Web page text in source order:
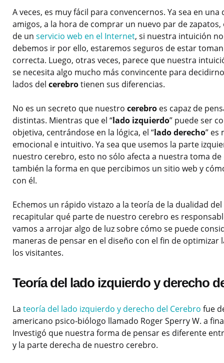
A veces, es muy fácil para convencernos. Ya sea en
amigos, a la hora de comprar un nuevo par de
de un servicio web en el Internet, si nuestra intuición
debemos ir por ello, estaremos seguros de estar
correcta. Luego, otras veces, parece que nuestra
se necesita algo mucho más convincente para
lados del cerebrotienen sus diferencias.
No es un secreto que nuestro cerebro es capaz de
distintas. Mientras que el “lado izquierdo” puede ser
objetiva, centrándose en la lógica, el “lado derecho” es
emocional e intuitivo. Ya sea que usemos la parte
nuestro cerebro, esto no sólo afecta a nuestra toma de
también la forma en que percibimos un sitio web y
con él.
Echemos un rápido vistazo a la teoría de la dualidad
recapitular qué parte de nuestro cerebro es
vamos a arrojar algo de luz sobre cómo se puede
maneras de pensar en el diseño con el fin de optimizar
los visitantes.
Teoría del lado izquierdo y derecho
La teoría del lado izquierdo y derecho del Cerebro fue
americano psico-biólogo llamado Roger Sperry W. a
Investigó que nuestra forma de pensar es diferente
y la parte derecha de nuestro cerebro.